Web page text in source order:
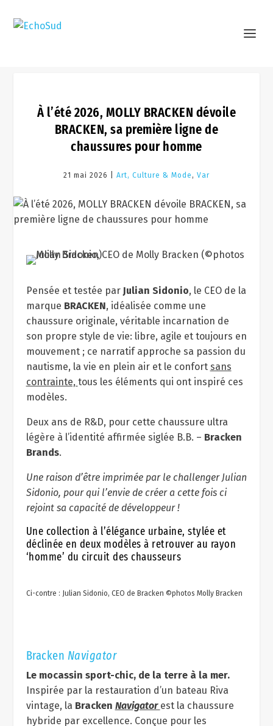
À l’été 2026, MOLLY BRACKEN dévoile
BRACKEN, sa première ligne de
chaussures pour homme
21 mai 2026 | Art, Culture & Mode , Var
Pensée et testée par Julian Sidonio, le CEO de la
marque BRACKEN, idéalisée comme une
chaussure originale, véritable incarnation de
son propre style de vie: libre, agile et toujours en
mouvement ; ce narratif approche sa passion du
nautisme, la vie en plein air et le confort sans
contrainte, tous les éléments qui ont inspiré ces
modèles.
Deux ans de R&D, pour cette chaussure ultra
légère à l’identité affirmée siglée B.B. – Bracken
Brands.
Une raison d’être imprimée par le challenger Julian
Sidonio, pour qui l’envie de créer a cette fois ci
rejoint sa capacité de développeur !
Une collection à l’élégance urbaine, stylée et
déclinée en deux modèles à retrouver au rayon
‘homme’ du circuit des chausseurs
Ci-contre : Julian Sidonio, CEO de Bracken ©photos Molly Bracken
Bracken Navigator
Le mocassin sport-chic, de la terre à la mer.
Inspirée par la restauration d’un bateau Riva
vintage, la Bracken Navigator est la chaussure
hybride par excellence. Conçue pour les